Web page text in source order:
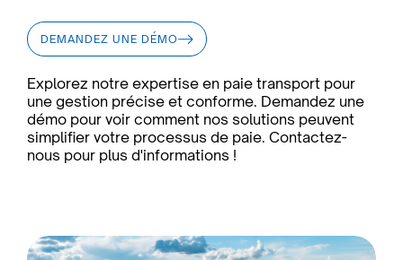
DEMANDEZ UNE DÉMO
Explorez notre expertise en paie transport pour
une gestion précise et conforme. Demandez une
démo pour voir comment nos solutions peuvent
simplifier votre processus de paie. Contactez-
nous pour plus d'informations !